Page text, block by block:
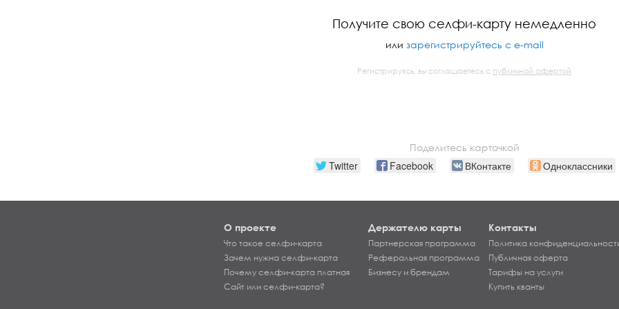
Получите свою селфи-карту немедленно
или зарегистрируйтесь с e-mail
Регистрируясь, вы соглашаетесь с публичной офертой
Поделитесь карточкой
Twitter Facebook ВКонтакте Одноклассники
О проекте
Что такое селфи-карта
Зачем нужна селфи-карта
Почему селфи-карта платная
Сайт или селфи-карта?
Держателю карты
Партнерская программа
Реферальная программа
Бизнесу и брендам
Контакты
Политика
Публичная оферта
Тарифы на услуги
Купить кванты